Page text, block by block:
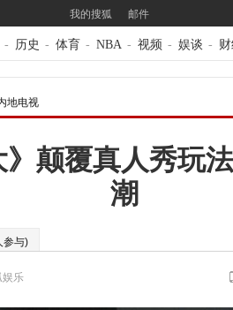
我的搜狐 邮件
- 历史 - 体育 - NBA - 视频 - 娱谈 -
地电视
》颠覆真人秀玩
潮
参与)
娱乐